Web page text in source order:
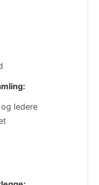
ledere